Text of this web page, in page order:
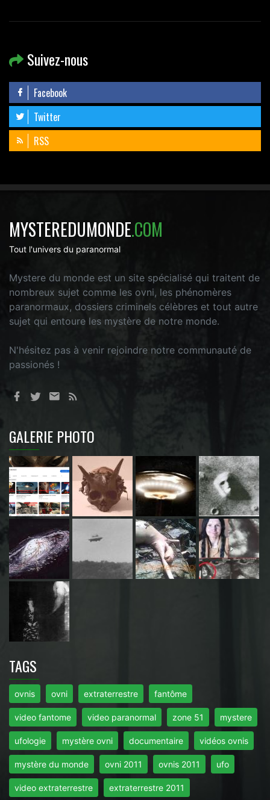
Suivez-nous
Facebook
Twitter
RSS
MYSTEREDUMONDE.COM
Tout l'univers du paranormal
Mystere du monde est un site spécialisé qui traitent de
nombreux sujet comme les ovni, les phénomères
paranormaux, dossiers criminels célèbres et tout autre
sujet qui entoure les mystère de notre monde.
N'hésitez pas à venir rejoindre notre communauté de
passionés !
GALERIE PHOTO
TAGS
ovnis ovni extraterrestre fantôme
video fantome video paranormal zone 51 mystere
ufologie mystère ovni documentaire vidéos ovnis
mystère du monde ovni 2011 ovnis 2011 ufo
video extraterrestre extraterrestre 2011